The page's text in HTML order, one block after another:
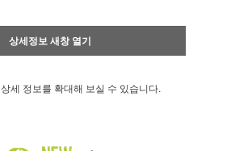
상세정보 새창 열기
상세 정보를 확대해 보실 수 있습니다.